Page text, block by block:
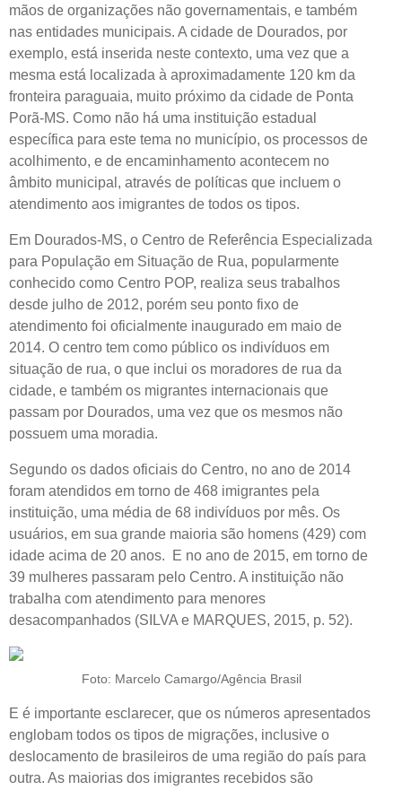
mãos de organizações não governamentais, e também
nas entidades municipais. A cidade de Dourados, por
exemplo, está inserida neste contexto, uma vez que a
mesma está localizada à aproximadamente 120 km da
fronteira paraguaia, muito próximo da cidade de Ponta
Porã-MS. Como não há uma instituição estadual
específica para este tema no município, os processos de
acolhimento, e de encaminhamento acontecem no
âmbito municipal, através de políticas que incluem o
atendimento aos imigrantes de todos os tipos.
Em Dourados-MS, o Centro de Referência Especializada
para População em Situação de Rua, popularmente
conhecido como Centro POP, realiza seus trabalhos
desde julho de 2012, porém seu ponto fixo de
atendimento foi oficialmente inaugurado em maio de
2014. O centro tem como público os indivíduos em
situação de rua, o que inclui os moradores de rua da
cidade, e também os migrantes internacionais que
passam por Dourados, uma vez que os mesmos não
possuem uma moradia.
Segundo os dados oficiais do Centro, no ano de 2014
foram atendidos em torno de 468 imigrantes pela
instituição, uma média de 68 indivíduos por mês. Os
usuários, em sua grande maioria são homens (429) com
idade acima de 20 anos. E no ano de 2015, em torno de
39 mulheres passaram pelo Centro. A instituição não
trabalha com atendimento para menores
desacompanhados (SILVA e MARQUES, 2015, p. 52).
Foto: Marcelo Camargo/Agência Brasil
E é importante esclarecer, que os números apresentados
englobam todos os tipos de migrações, inclusive o
deslocamento de brasileiros de uma região do país para
outra. As maiorias dos imigrantes recebidos são